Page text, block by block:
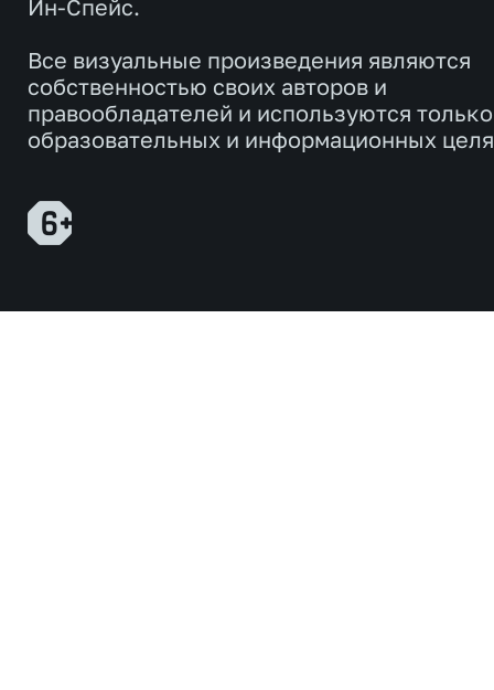
Ин-Спейс.
Все визуальные произведения являются
собственностью своих авторов и
правообладателей и используются
образовательных и информационных